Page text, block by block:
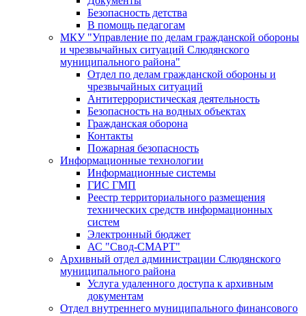
Безопасность детства
В помощь педагогам
МКУ "Управление по делам гражданской обороны
и чрезвычайных ситуаций Слюдянского
муниципального района"
Отдел по делам гражданской обороны и
чрезвычайных ситуаций
Антитеррористическая деятельность
Безопасность на водных объектах
Гражданская оборона
Контакты
Пожарная безопасность
Информационные технологии
Информационные системы
ГИС ГМП
Реестр территориального размещения
технических средств информационных
систем
Электронный бюджет
АС "Свод-СМАРТ"
Архивный отдел администрации Слюдянского
муниципального района
Услуга удаленного доступа к архивным
документам
Отдел внутреннего муниципального финансового